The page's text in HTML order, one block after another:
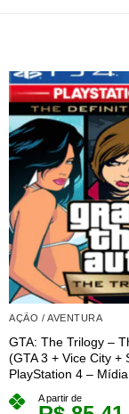
AÇÃO / AVENTURA
GTA: The Trilogy –
(GTA 3 + Vice City +
PlayStation 4 –
A partir de